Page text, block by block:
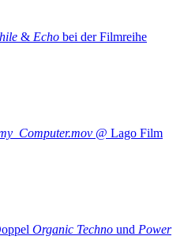
& Echo bei der Filmreihe
@ Lago Film
Organic Techno und Power